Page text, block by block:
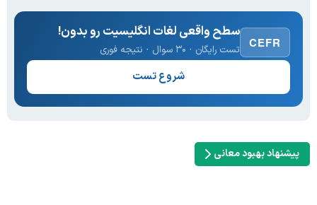
CEFR
سطح واقعی لغات انگلیسیت رو بدون!
تست رایگان · ۳۰ سوال · نتیجه فوری
شروع تست
پیشنهاد بهبود معانی